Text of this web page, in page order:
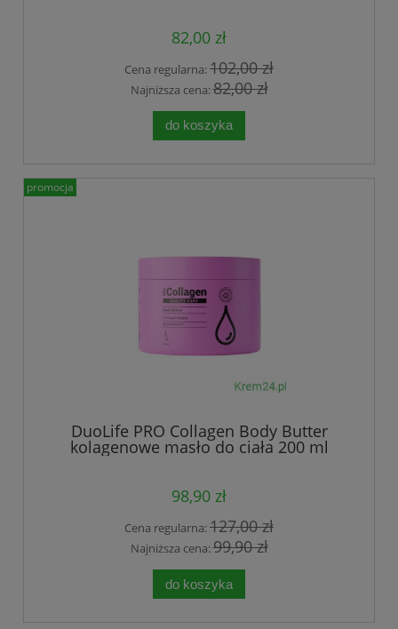
82,00 zł
Cena regularna:102,00 zł
Najniższa cena:82,00 zł
do koszyka
DuoLife PRO Collagen Body Butter
kolagenowe masło do ciała 200 ml
98,90 zł
Cena regularna:127,00 zł
Najniższa cena:99,90 zł
do koszyka
promocja